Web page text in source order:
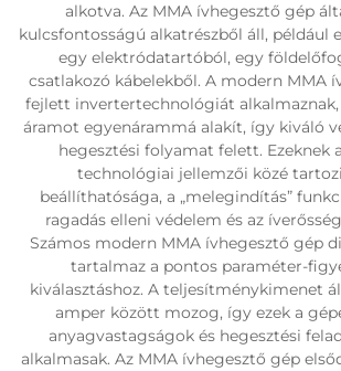
alkotva. Az MMA ívhegesztő gép
kulcsfontosságú alkatrészből áll, például
egy elektródatartóból, egy
csatlakozó kábelekből. A modern MMA
fejlett invertertechnológiát
áramot egyenárammá alakít, így kiváló
hegesztési folyamat felett. Ezeknek
technológiai jellemzői közé
beállíthatósága, a „melegindítás”
ragadás elleni védelem és az
Számos modern MMA ívhegesztő gép
tartalmaz a pontos paraméter-
kiválasztáshoz. A teljesítménykimenet
amper között mozog, így ezek a
anyagvastagságok és hegesztési
alkalmasak. Az MMA ívhegesztő gép